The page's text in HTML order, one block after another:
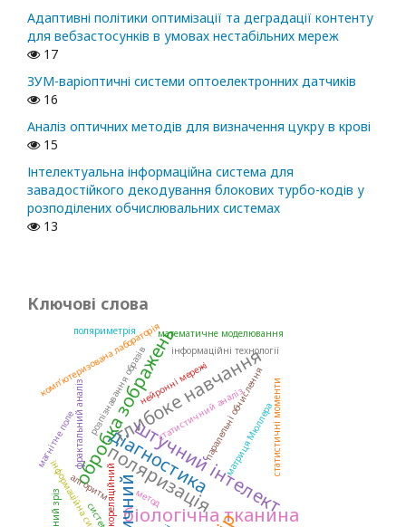
Адаптивні політики оптимізації та деградації контенту
для вебзастосунків в умовах нестабільних мереж
17
ЗУМ-варіоптичні системи оптоелектронних датчиків
16
Аналіз оптичних методів для визначення цукру в крові
15
Інтелектуальна інформаційна система для
завадостійкого декодування блокових турбо-кодів у
розподілених обчислювальних системах
13
Ключові слова
діагностика
біологічна тканина
обробка зображень
глибоке навчання
штучний інтелект
поляризація
кореляційний
розпізнавання образів
матриця Мюллера
комп’ютеризована лабораторія
фрактальний аналіз статистичний аналіз
алгоритм
інформаційна система метод
статистичні моменти
нейронні мережіпаралельні обчислення
поляриметрія
система
інформаційні технології
магнітне поле
математичне моделювання